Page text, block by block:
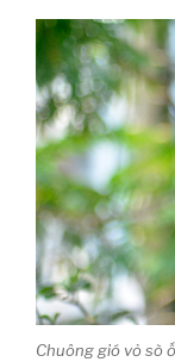
Chuông gió vỏ sò